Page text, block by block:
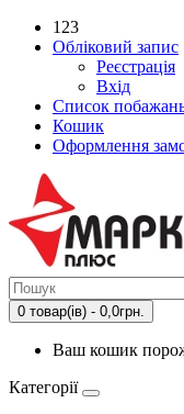
123
Обліковий запис
Реєстрація
Вхід
Список
Кошик
Оформлення
0 товар(ів) - 0,0грн.
Ваш кошик
Категорії